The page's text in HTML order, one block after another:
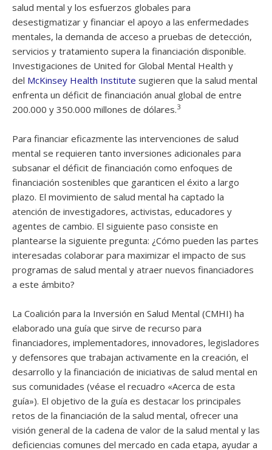
salud mental y los esfuerzos globales para
desestigmatizar y financiar el apoyo a las enfermedades
mentales, la demanda de acceso a pruebas de detección,
servicios y tratamiento supera la financiación disponible.
Investigaciones de United for Global Mental Health y
del McKinsey Health Institute sugieren que la salud mental
enfrenta un déficit de financiación anual global de entre
200.000 y 350.000 millones de dólares.3
Para financiar eficazmente las intervenciones de salud
mental se requieren tanto inversiones adicionales para
subsanar el déficit de financiación como enfoques de
financiación sostenibles que garanticen el éxito a largo
plazo. El movimiento de salud mental ha captado la
atención de investigadores, activistas, educadores y
agentes de cambio. El siguiente paso consiste en
plantearse la siguiente pregunta: ¿Cómo pueden las partes
interesadas colaborar para maximizar el impacto de sus
programas de salud mental y atraer nuevos financiadores
a este ámbito?
La Coalición para la Inversión en Salud Mental (CMHI) ha
elaborado una guía que sirve de recurso para
financiadores, implementadores, innovadores, legisladores
y defensores que trabajan activamente en la creación, el
desarrollo y la financiación de iniciativas de salud mental en
sus comunidades (véase el recuadro «Acerca de esta
guía»). El objetivo de la guía es destacar los principales
retos de la financiación de la salud mental, ofrecer una
visión general de la cadena de valor de la salud mental y las
deficiencias comunes del mercado en cada etapa, ayudar a